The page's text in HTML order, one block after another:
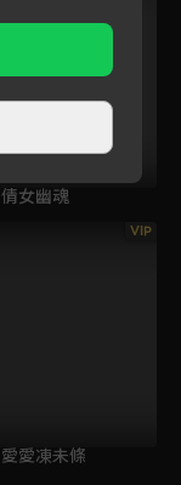
倩女幽魂
VIP
愛愛凍未條